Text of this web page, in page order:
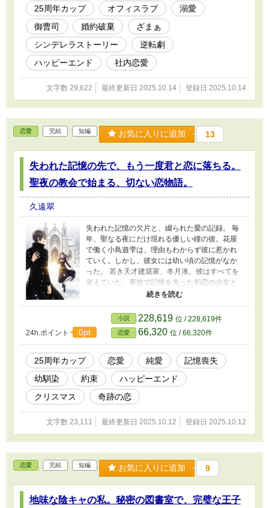
な想いとは？ 絶望の「25」から始まる、ドラマ
ティックな逆転劇。これは、不器用なシンデレ
ラが、全てを懸けて愛してくれる王子様と出会
い、最高の幸せを掴むまでの、とびきり甘くて
爽快なオフィスラブストーリー。
25周年カップ オフィスラブ
溺愛
御曹司
婚約破棄
ざまぁ
シンデレラストーリー
逆転劇
ハッピーエンド
社内恋愛
文字数 29,622 最終更新日 2025.10.14 登録日 2025.10.14
恋愛 完結 短編 お気に入りに追加 13
失われた記憶の先で、もう一度君と恋に落ちる。
聖夜の教会で始まる、切ない恋物語。
久遠翠
失われた記憶の欠片と、綴られた愛の記録。 毎
年、聖なる夜にだけ現れる優しい瞳の彼。花屋
で働く小鳥遊雫は、理由もわからず彼に惹かれ
ていく。しかし、彼女には幼い頃の記憶がなか
った。 若き天才建築家、冬月湊。彼はすべてを
覚えていた。事故で記憶を失った初恋の少女と
交わした、遠い日の約束を。 「毎年この教会で
スに、まだ想い合っていたら結婚しよう」 真実
を告げられぬまま、再び始まる二人の恋。蘇る
記憶の痛みと、一途な愛が綴られた日記が過去
と現在を繋ぐとき、雪降る教会で奇跡が起き
る。 これは、世界で一番切なくて、優しい恋の
物語。
24h.ポイント 0pt
小説 228,619 位 / 228,619件
恋愛 66,320 位 / 66,320件
25周年カップ 恋愛 純愛
記憶喪失
幼馴染
約束
ハッピーエンド
クリスマス
奇跡の恋
文字数 23,111 最終更新日 2025.10.12 登録日 2025.10.12
恋愛 完結 短編 お気に入りに追加 9
地味な陰キャの私。秘密の図書室で、完璧な王子